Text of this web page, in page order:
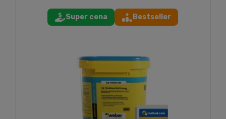
Super cena Bestseller